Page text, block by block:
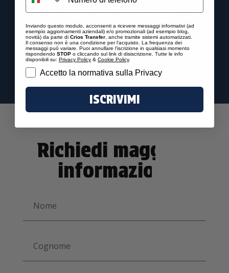
qualità e l’esperienza comprovata di Crios
Transfer.
SCOPRI DI PIÙ
Richiedi maggiori
informazioni
Inviando questo modulo, acconsenti a ricevere messaggi informativi (ad
esempio aggiornamenti aziendali) e/o promozionali (ad esempio blog,
novità) da parte di Crios Transfer , anche tramite sistemi automatizzati.
Il consenso non è una condizione per l’acquisto. La frequenza dei
messaggi può variare. Puoi annullare l’iscrizione in qualsiasi momento
rispondendo STOP o cliccando sul link di disiscrizione. Tutte le info
disponibili su: Privacy Policy & Cookie Policy.
PrivacyAccetto la normativa sulla Privacy
ISCRIVIMI